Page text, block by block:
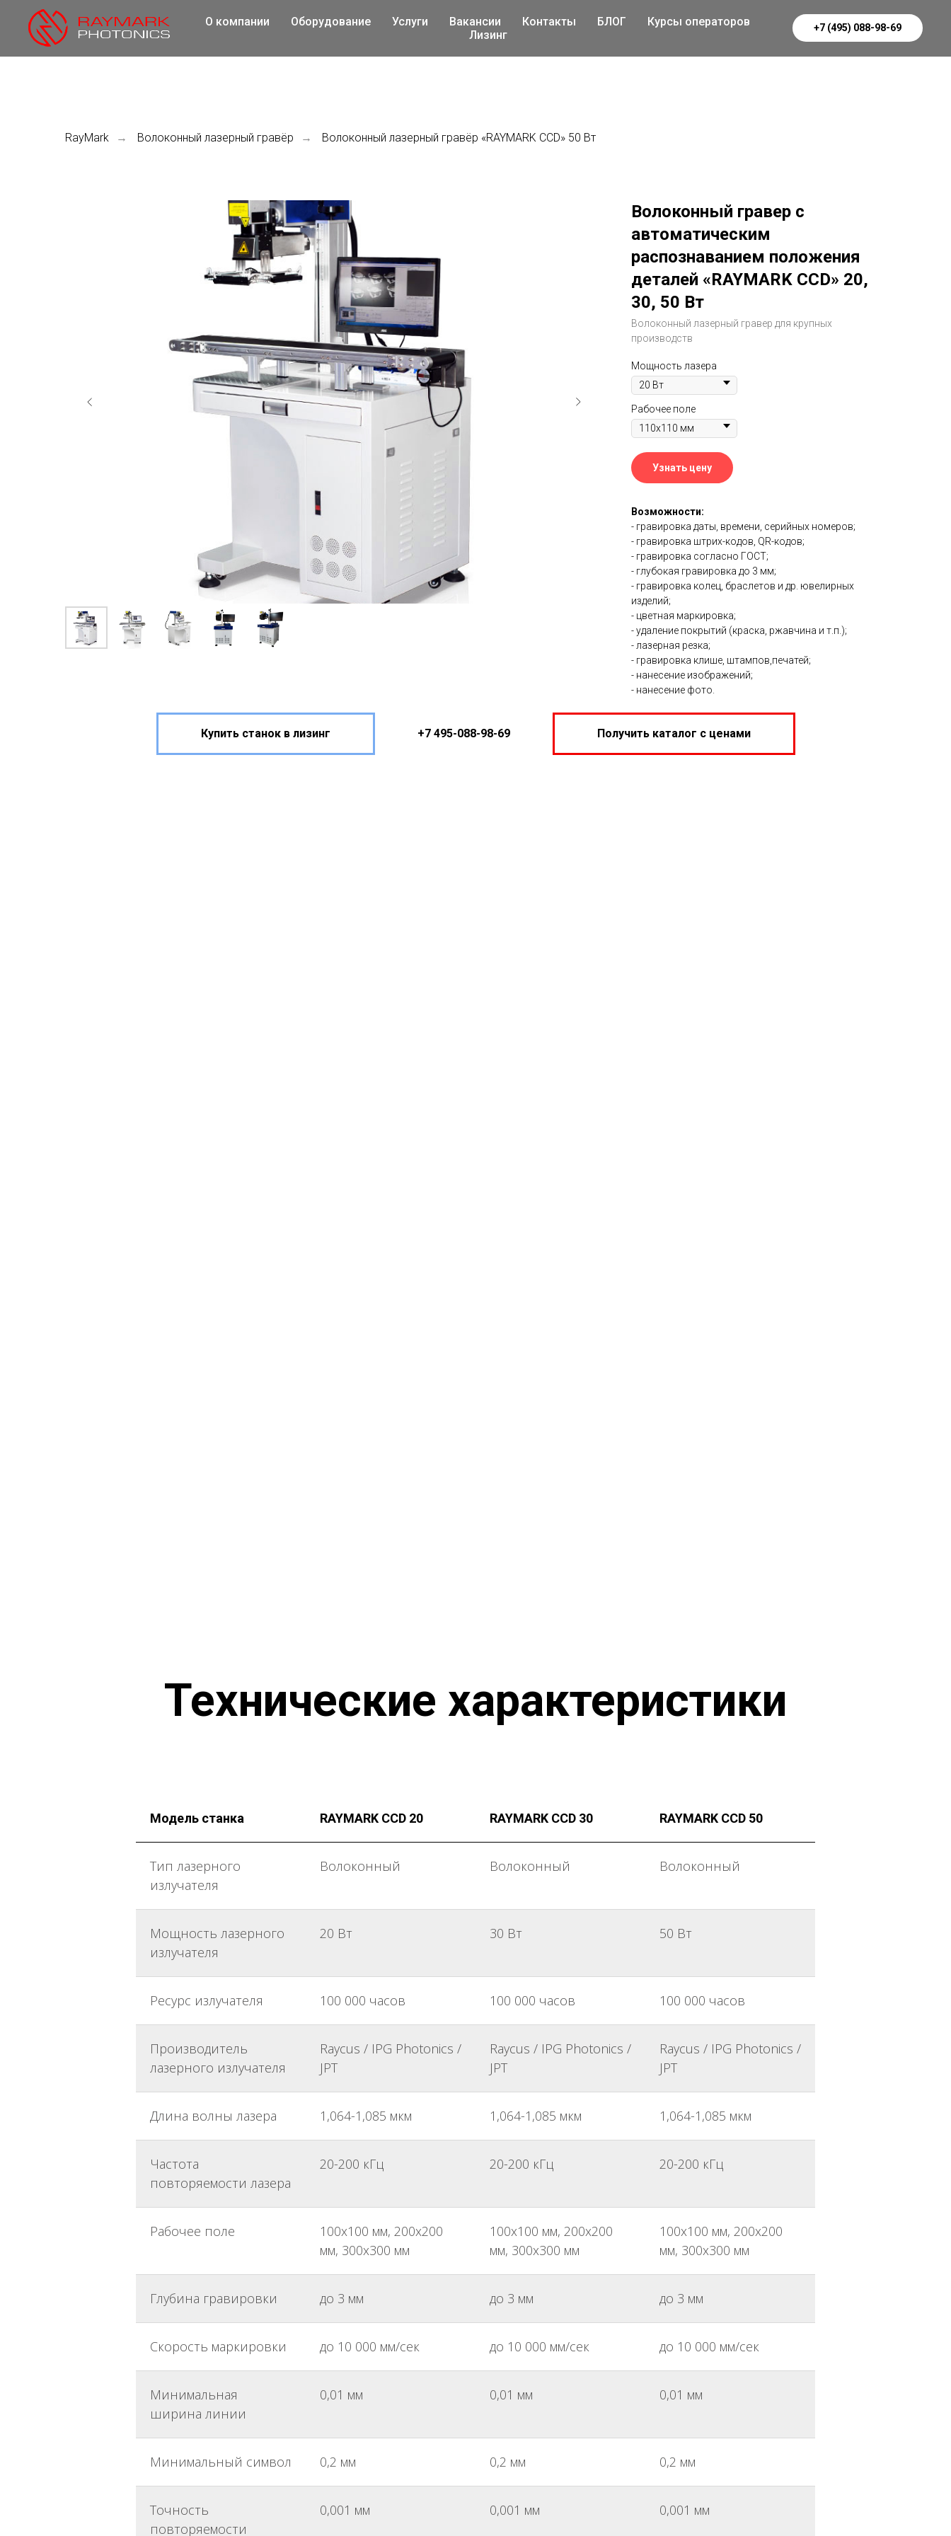
О компании Оборудование Услуги Вакансии Контакты БЛОГ
Курсы операторов
Лизинг
+7 (495) 088-98-69
RayMark → Волоконный лазерный гравёр → Волоконный лазерный гравёр «RAYMARK CCD» 50 Вт
Волоконный гравер с
автоматическим
распознаванием положения
деталей «RAYMARK CCD» 20,
30, 50 Вт
Волоконный лазерный гравер для крупных
производств
Мощность лазера
Рабочее поле
Узнать цену
Возможности:
- гравировка даты, времени, серийных номеров;
- гравировка штрих-кодов, QR-кодов;
- гравировка согласно ГОСТ;
- глубокая гравировка до 3 мм;
- гравировка колец, браслетов и др. ювелирных
изделий;
- цветная маркировка;
- удаление покрытий (краска, ржавчина и т.п.);
- лазерная резка;
- гравировка клише, штампов,печатей;
- нанесение изображений;
- нанесение фото.
Купить станок в лизинг +7 495-088-98-69 Получить каталог с ценами
Технические характеристики
Модель станка RAYMARK CCD 20 RAYMARK CCD 30 RAYMARK CCD 50
Тип лазерного
излучателя
Волоконный Волоконный Волоконный
Мощность лазерного
излучателя
20 Вт 30 Вт 50 Вт
Ресурс излучателя 100 000 часов 100 000 часов 100 000 часов
Производитель
лазерного излучателя
Raycus / IPG Photonics /
JPT
Raycus / IPG Photonics /
JPT
Raycus / IPG Photonics /
JPT
Длина волны лазера 1,064-1,085 мкм 1,064-1,085 мкм 1,064-1,085 мкм
Частота
повторяемости лазера
20-200 кГц 20-200 кГц 20-200 кГц
Рабочее поле
100x100 мм, 200x200
мм, 300x300 мм
100x100 мм, 200x200
мм, 300x300 мм
100x100 мм, 200x200
мм, 300x300 мм
Глубина гравировки до 3 мм до 3 мм до 3 мм
Скорость маркировки до 10 000 мм/сек до 10 000 мм/сек до 10 000 мм/сек
Минимальная
ширина линии
0,01 мм 0,01 мм 0,01 мм
Минимальный символ 0,2 мм 0,2 мм 0,2 мм
Точность
повторяемости
0,001 мм 0,001 мм 0,001 мм